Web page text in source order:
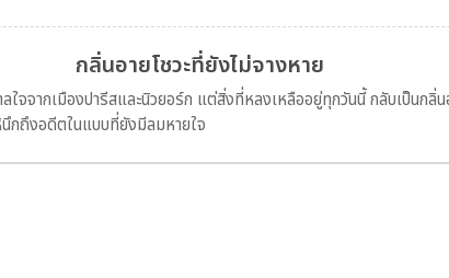
กลิ่นอายโชวะที่ยังไม่จางหาย
จจากเมืองปารีสและนิวยอร์ก แต่สิ่งที่หลงเหลืออยู่ทุกวันนี้ กลับเป็นกลิ่
นึกถึงอดีตในแบบที่ยังมีลมหายใจ